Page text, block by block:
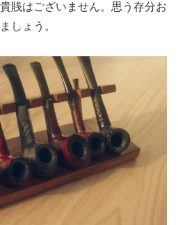
賎はございません。思う存分お
しょう。